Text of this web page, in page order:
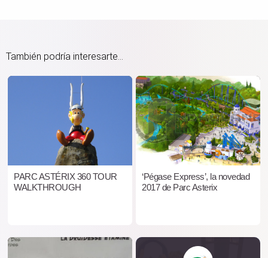
También podría interesarte...
PARC ASTÉRIX 360 TOUR
WALKTHROUGH
‘Pégase Express’, la novedad
2017 de Parc Asterix